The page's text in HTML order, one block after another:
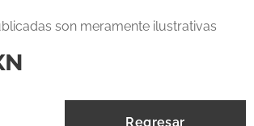
son meramente ilustrativas
Regresar